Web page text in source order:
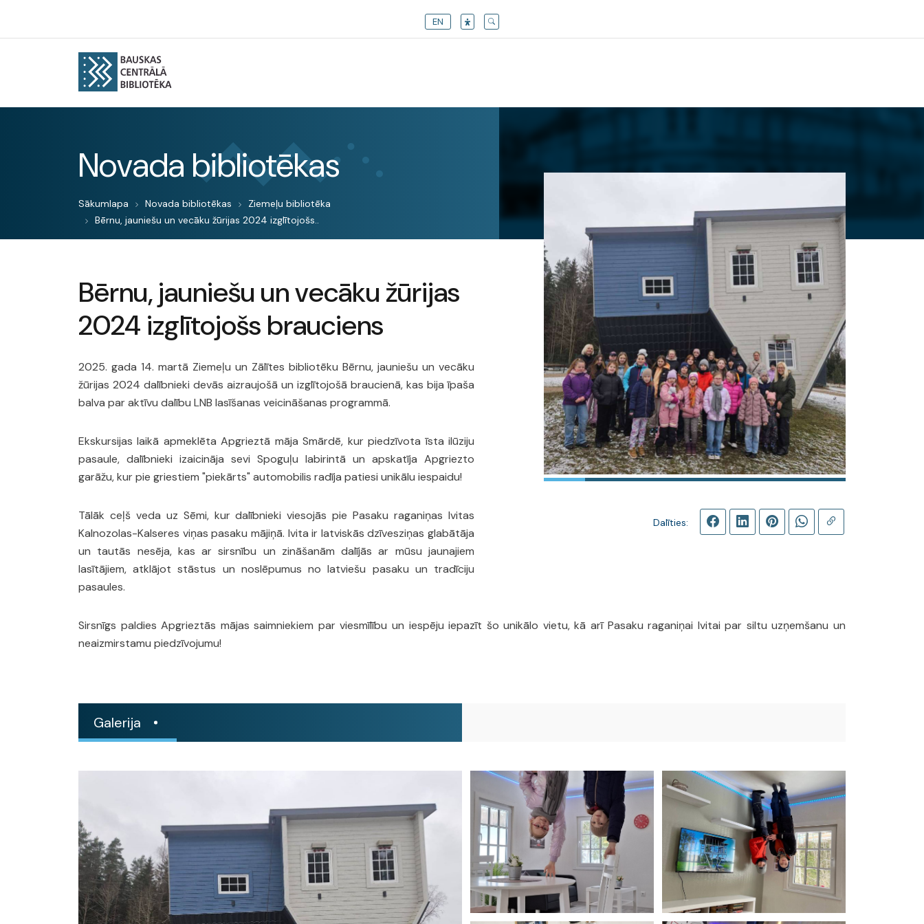
EN
Novada bibliotēkas
Sākumlapa Novada bibliotēkas
Ziemeļu bibliotēka
Bērnu, jauniešu un vecāku žūrijas 2024 izglītojošs..
Dalīties:
Bērnu, jauniešu un vecāku žūrijas
2024 izglītojošs brauciens
2025. gada 14. martā Ziemeļu un Zālītes bibliotēku Bērnu, jauniešu un vecāku
žūrijas 2024 dalībnieki devās aizraujošā un izglītojošā braucienā, kas bija īpaša
balva par aktīvu dalību LNB lasīšanas veicināšanas programmā.
Ekskursijas laikā apmeklēta Apgrieztā māja Smārdē, kur piedzīvota īsta ilūziju
pasaule, dalībnieki izaicināja sevi Spoguļu labirintā un apskatīja Apgriezto
garāžu, kur pie griestiem "piekārts" automobilis radīja patiesi unikālu iespaidu!
Tālāk ceļš veda uz Sēmi, kur dalībnieki viesojās pie Pasaku raganiņas Ivitas
Kalnozolas-Kalseres viņas pasaku mājiņā. Ivita ir latviskās dzīvesziņas glabātāja
un tautās nesēja, kas ar sirsnību un zināšanām dalījās ar mūsu jaunajiem
lasītājiem, atklājot stāstus un noslēpumus no latviešu pasaku un tradīciju
pasaules.
Sirsnīgs paldies Apgrieztās mājas saimniekiem par viesmīlību un iespēju iepazīt šo unikālo vietu, kā arī Pasaku raganiņai Ivitai par siltu uzņemšanu un
neaizmirstamu piedzīvojumu!
Galerija